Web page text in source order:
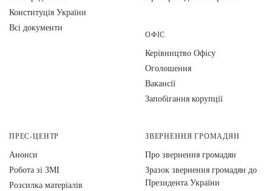
Конституція України
Всі документи
ОФІС
Керівництво Офісу
Оголошення
Вакансії
Запобігання корупції
ПРЕС-ЦЕНТР
Анонси
Робота зі ЗМІ
Розсилка матеріалів
ЗВЕРНЕННЯ ГРОМАДЯН
Про звернення громадян
Зразок звернення громадян до
Президента України